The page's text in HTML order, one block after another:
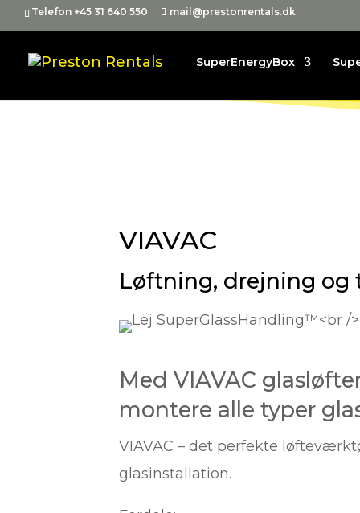
Telefon +45 31 640 550 mail@prestonrentals.dk
SuperEnergyBox
VIAVAC
Løftning, drejning og
Med VIAVAC
montere alle typer
VIAVAC – det perfekte
glasinstallation.